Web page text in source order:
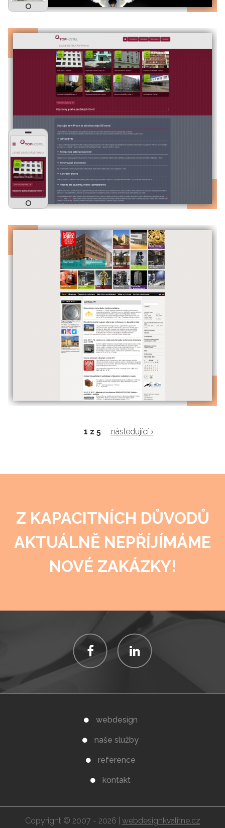
1 z 5 následující ›
Z KAPACITNÍCH DŮVODŮ
AKTUÁLNĚ NEPŘÍJÍMÁME
NOVÉ ZAKÁZKY!
webdesign
naše služby
reference
kontakt
Copyright © 2007 - 2026 | webdesignkvalitne.cz